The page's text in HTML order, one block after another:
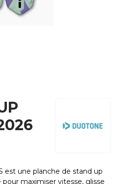
est une planche de stand up
maximiser vitesse, glisse